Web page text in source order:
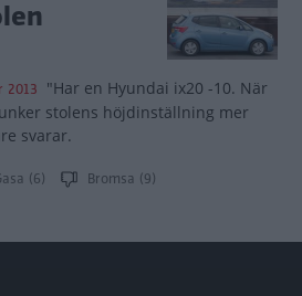
2013 "Har en Hyundai ix20 -10. När
stolens höjdinställning mer
svarar.
(6) Bromsa (9)